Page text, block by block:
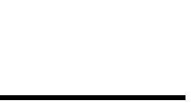
บ Gold 3 สาขา ได้แก่ Excellence in